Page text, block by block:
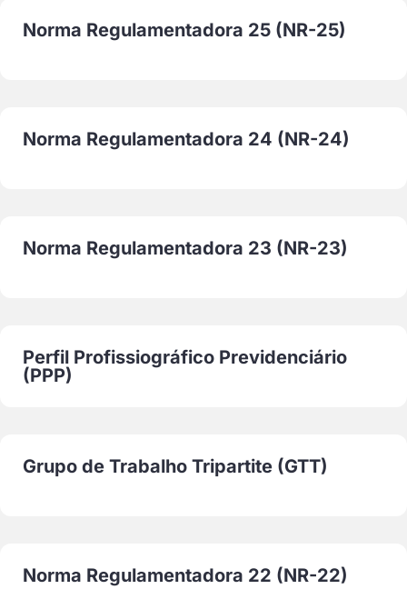
Norma Regulamentadora 25 (NR-25)
Norma Regulamentadora 24 (NR-24)
Norma Regulamentadora 23 (NR-23)
Perfil Profissiográfico Previdenciário
(PPP)
Grupo de Trabalho Tripartite (GTT)
Norma Regulamentadora 22 (NR-22)